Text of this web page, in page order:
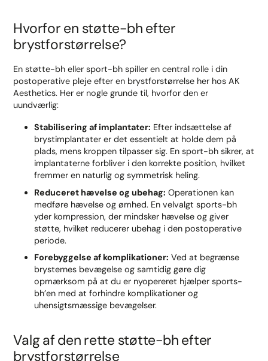
Hvorfor en støtte-bh efter
brystforstørrelse?
En støtte-bh eller sport-bh spiller en central rolle i din
postoperative pleje efter en brystforstørrelse her hos AK
Aesthetics. Her er nogle grunde til, hvorfor den er
uundværlig:
Stabilisering af implantater: Efter indsættelse af
brystimplantater er det essentielt at holde dem på
plads, mens kroppen tilpasser sig. En sport-bh sikrer, at
implantaterne forbliver i den korrekte position, hvilket
fremmer en naturlig og symmetrisk heling.
Reduceret hævelse og ubehag: Operationen kan
medføre hævelse og ømhed. En velvalgt sports-bh
yder kompression, der mindsker hævelse og giver
støtte, hvilket reducerer ubehag i den postoperative
periode.
Forebyggelse af komplikationer: Ved at begrænse
brysternes bevægelse og samtidig gøre dig
opmærksom på at du er nyopereret hjælper sports-
bh’en med at forhindre komplikationer og
uhensigtsmæssige bevægelser.
Valg af den rette støtte-bh efter
brystforstørrelse